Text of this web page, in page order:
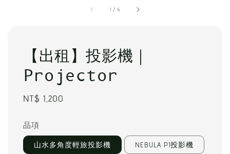
1 / 6
【出租】投影機｜
Projector
Regular
NT$ 1,200
品項
山水多角度輕旅投影機 NEBULA P1投影機